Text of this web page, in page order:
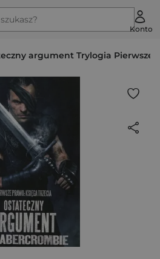
Konto
argument Trylogia Pierwsze